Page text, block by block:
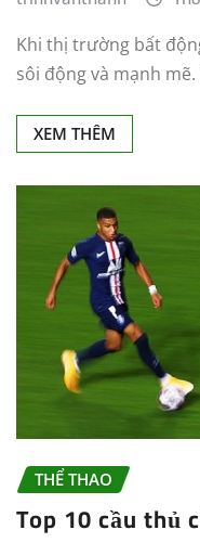
Khi thị trường bất
sôi động và mạnh mẽ.
XEM THÊM
THỂ THAO
Top 10 cầu thủ